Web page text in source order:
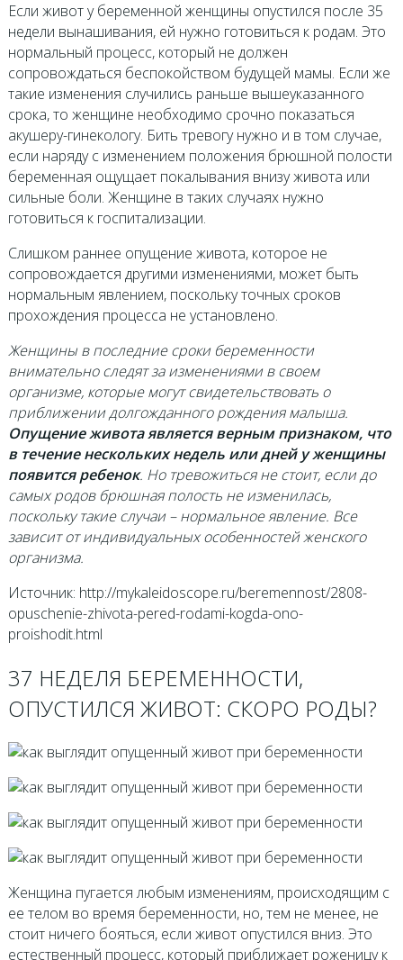
Если живот у беременной женщины опустился после 35
недели вынашивания, ей нужно готовиться к родам. Это
нормальный процесс, который не должен
сопровождаться беспокойством будущей мамы. Если же
такие изменения случились раньше вышеуказанного
срока, то женщине необходимо срочно показаться
акушеру-гинекологу. Бить тревогу нужно и в том случае,
если наряду с изменением положения брюшной полости
беременная ощущает покалывания внизу живота или
сильные боли. Женщине в таких случаях нужно
готовиться к госпитализации.
Слишком раннее опущение живота, которое не
сопровождается другими изменениями, может быть
нормальным явлением, поскольку точных сроков
прохождения процесса не установлено.
Женщины в последние сроки беременности
внимательно следят за изменениями в своем
организме, которые могут свидетельствовать о
приближении долгожданного рождения малыша.
Опущение живота является верным признаком, что
в течение нескольких недель или дней у женщины
появится ребенок. Но тревожиться не стоит, если до
самых родов брюшная полость не изменилась,
поскольку такие случаи – нормальное явление. Все
зависит от индивидуальных особенностей женского
организма.
Источник: http://mykaleidoscope.ru/beremennost/2808-
opuschenie-zhivota-pered-rodami-kogda-ono-
proishodit.html
37 НЕДЕЛЯ БЕРЕМЕННОСТИ,
ОПУСТИЛСЯ ЖИВОТ: СКОРО РОДЫ?
Женщина пугается любым изменениям, происходящим с
ее телом во время беременности, но, тем не менее, не
стоит ничего бояться, если живот опустился вниз. Это
естественный процесс, который приближает роженицу к